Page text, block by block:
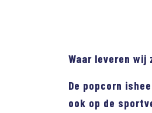
Waar leveren wij
De popcorn
ook op de